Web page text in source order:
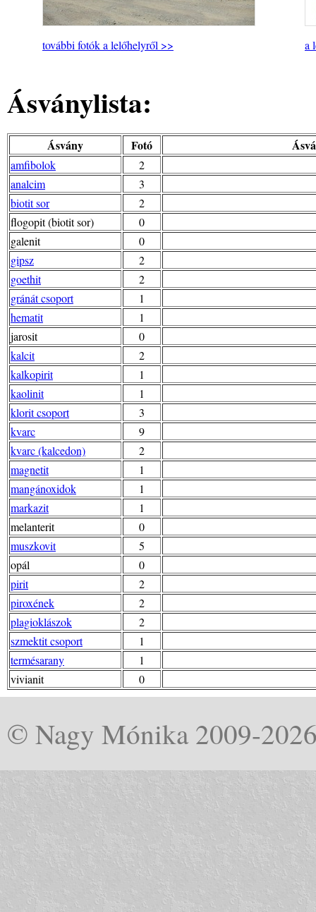
további fotók a lelőhelyről >> a
Ásványlista:
Ásvány Fotó
amfibolok
2
analcim
3
biotit sor
2
flogopit (biotit sor)
0
galenit
0
gipsz
2
goethit
2
gránát csoport
1
hematit
1
jarosit
0
kalcit
2
kalkopirit
1
kaolinit
1
klorit csoport
3
kvarc
9
kvarc (kalcedon)
2
magnetit
1
mangánoxidok
1
markazit
1
melanterit
0
muszkovit
5
opál
0
pirit
2
piroxének
2
plagioklászok
2
szmektit csoport
1
termésarany
1
vivianit
0
© Nagy Mónika 2009-